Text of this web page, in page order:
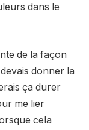
dans le
de la façon
donner la
ça durer
me lier
cela